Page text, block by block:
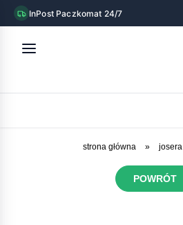
InPost Paczkomat 24/7
strona główna »
POWRÓT